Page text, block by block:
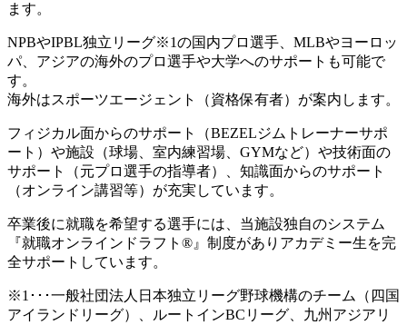
ます。
NPBやIPBL独立リーグ※1の国内プロ選手、MLBやヨーロッ
パ、アジアの海外のプロ選手や大学へのサポートも可能で
す。
海外はスポーツエージェント（資格保有者）が案内します。
フィジカル面からのサポート（BEZELジムトレーナーサポ
ート）や施設（球場、室内練習場、GYMなど）や技術面の
サポート（元プロ選手の指導者）、知識面からのサポート
（オンライン講習等）が充実しています。
卒業後に就職を希望する選手には、当施設独自のシステム
『就職オンラインドラフト®』制度がありアカデミー生を完
全サポートしています。
※1･･･一般社団法人日本独立リーグ野球機構のチーム（四国
アイランドリーグ）、ルートインBCリーグ、九州アジアリ